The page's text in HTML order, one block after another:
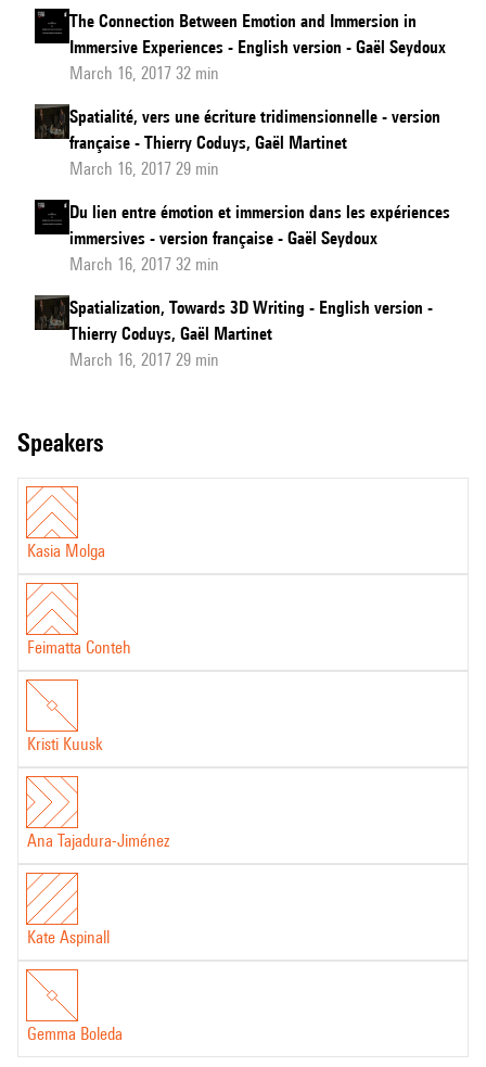
The Connection Between Emotion and Immersion in
Immersive Experiences - English version - Gaël Seydoux
March 16, 2017 32 min
Spatialité, vers une écriture tridimensionnelle - version
française - Thierry Coduys, Gaël Martinet
March 16, 2017 29 min
Du lien entre émotion et immersion dans les expériences
immersives - version française - Gaël Seydoux
March 16, 2017 32 min
Spatialization, Towards 3D Writing - English version -
Thierry Coduys, Gaël Martinet
March 16, 2017 29 min
speakers
Kasia Molga
Feimatta Conteh
Kristi Kuusk
Ana Tajadura-Jiménez
Kate Aspinall
Gemma Boleda